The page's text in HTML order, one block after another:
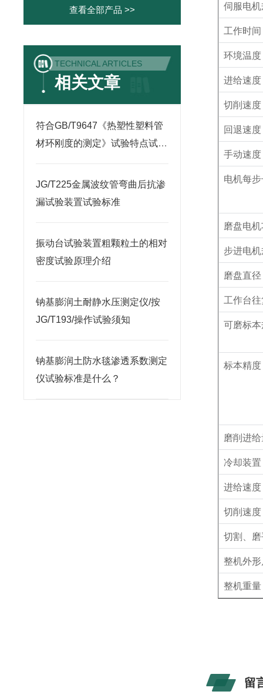
查看全部产品 >>
TECHNICAL ARTICLES
相关文章
符合GB/T9647《热塑性塑料管
材环刚度的测定》试验特点试验
JG/T225金属波纹管弯曲后抗渗
漏试验装置试验标准
振动台试验装置粗颗粒土的相对
密度试验原理介绍
钠基膨润土耐静水压测定仪/按
JG/T193/操作试验须知
钠基膨润土防水毯渗透系数测定
仪试验标准是什么？
伺服电
工作时间
环境温度
进给速度
切削速度
回退速度
手动速度
电机每
磨盘电
步进电
磨盘直径
工作台
可磨标
标本精度
磨削进
冷却装置
进给速度
切削速度
切割、
整机外
整机重量
留